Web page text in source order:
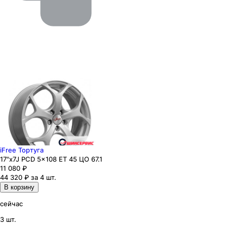
iFree Тортуга
17"x7J PCD 5x108 ЕТ 45 ЦО 67.1
11 080 ₽
44 320 ₽ за 4 шт.
В корзину
сейчас
3 шт.